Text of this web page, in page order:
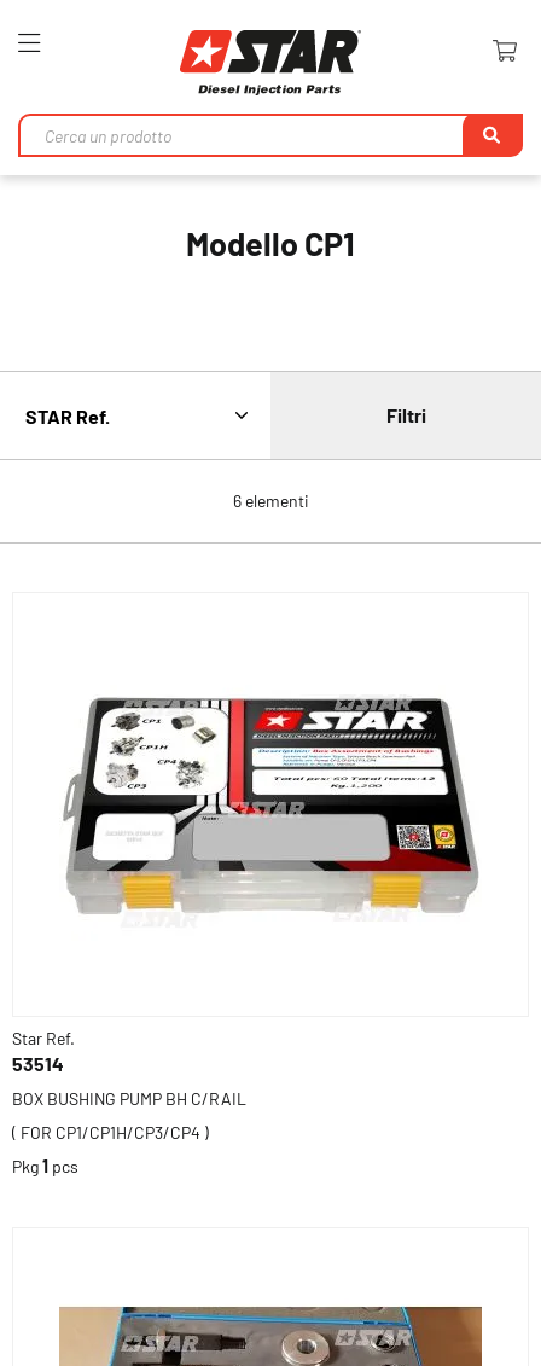
Toggle
Modello CP1
6elementi
Filtri
Star Ref.
53514
BOX BUSHING PUMP BH C/RAIL
( FOR CP1/CP1H/CP3/CP4 )
Pkg1 pcs